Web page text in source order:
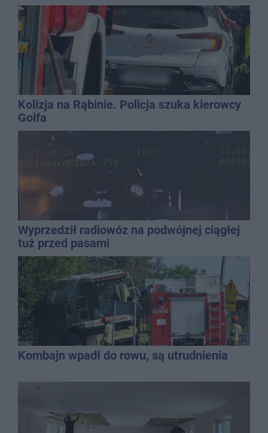
Kolizja na Rąbinie. Policja szuka kierowcy
Golfa
Wyprzedził radiowóz na podwójnej ciągłej
tuż przed pasami
Kombajn wpadł do rowu, są utrudnienia